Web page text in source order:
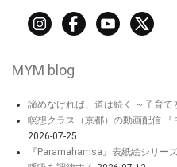
MYM blog
諦めなければ、道は続く ～子育て
瞑想クラス（京都）の動画配信 『
2026-07-25
『Paramahamsa』表紙絵シリー